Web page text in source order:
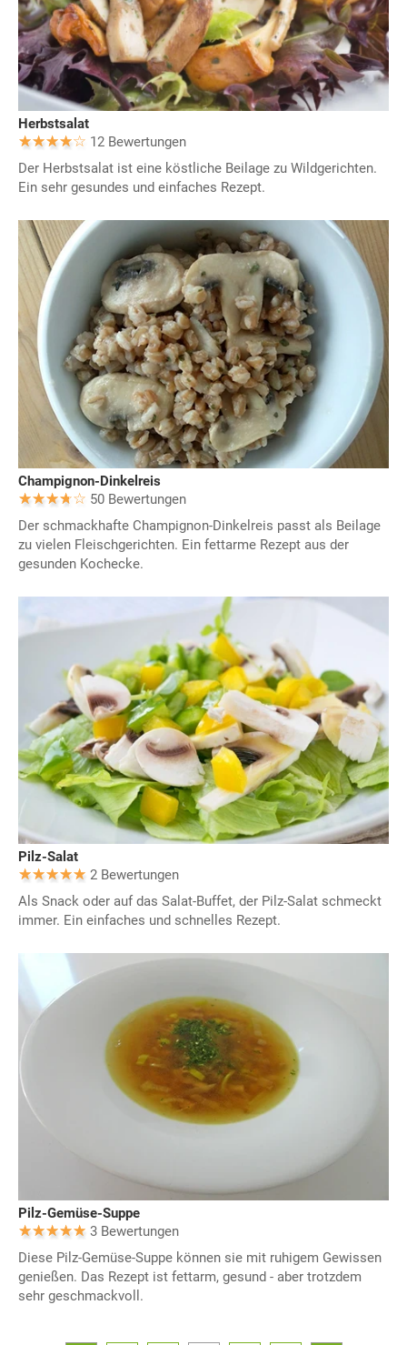
Herbstsalat
12 Bewertungen
Der Herbstsalat ist eine köstliche Beilage zu Wildgerichten.
Ein sehr gesundes und einfaches Rezept.
Champignon-Dinkelreis
50 Bewertungen
Der schmackhafte Champignon-Dinkelreis passt als Beilage
zu vielen Fleischgerichten. Ein fettarme Rezept aus der
gesunden Kochecke.
Pilz-Salat
2 Bewertungen
Als Snack oder auf das Salat-Buffet, der Pilz-Salat schmeckt
immer. Ein einfaches und schnelles Rezept.
Pilz-Gemüse-Suppe
3 Bewertungen
Diese Pilz-Gemüse-Suppe können sie mit ruhigem Gewissen
genießen. Das Rezept ist fettarm, gesund - aber trotzdem
sehr geschmackvoll.